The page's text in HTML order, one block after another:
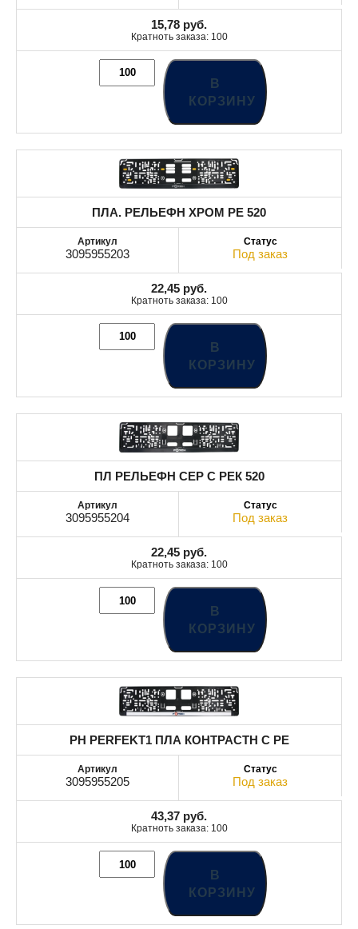
15,78 руб.
Кратноть заказа: 100
В
КОРЗИНУ
ПЛА. РЕЛЬЕФН ХРОМ РЕ 520
3095955203 Под заказ
22,45 руб.
Кратноть заказа: 100
В
КОРЗИНУ
ПЛ РЕЛЬЕФН СЕР С РЕК 520
3095955204 Под заказ
22,45 руб.
Кратноть заказа: 100
В
КОРЗИНУ
РН PERFEKT1 ПЛА КОНТРАСТН С РЕ
3095955205 Под заказ
43,37 руб.
Кратноть заказа: 100
В
КОРЗИНУ